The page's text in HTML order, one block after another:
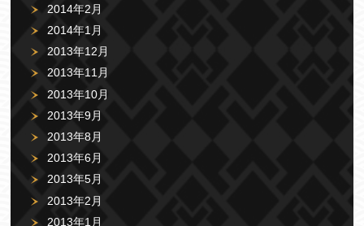
2014年2月
2014年1月
2013年12月
2013年11月
2013年10月
2013年9月
2013年8月
2013年6月
2013年5月
2013年2月
2013年1月